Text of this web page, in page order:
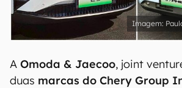
A Omoda & Jaecoo, joint
duas marcas do Chery Group